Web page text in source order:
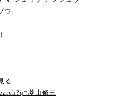
ウ
る
菱山修三